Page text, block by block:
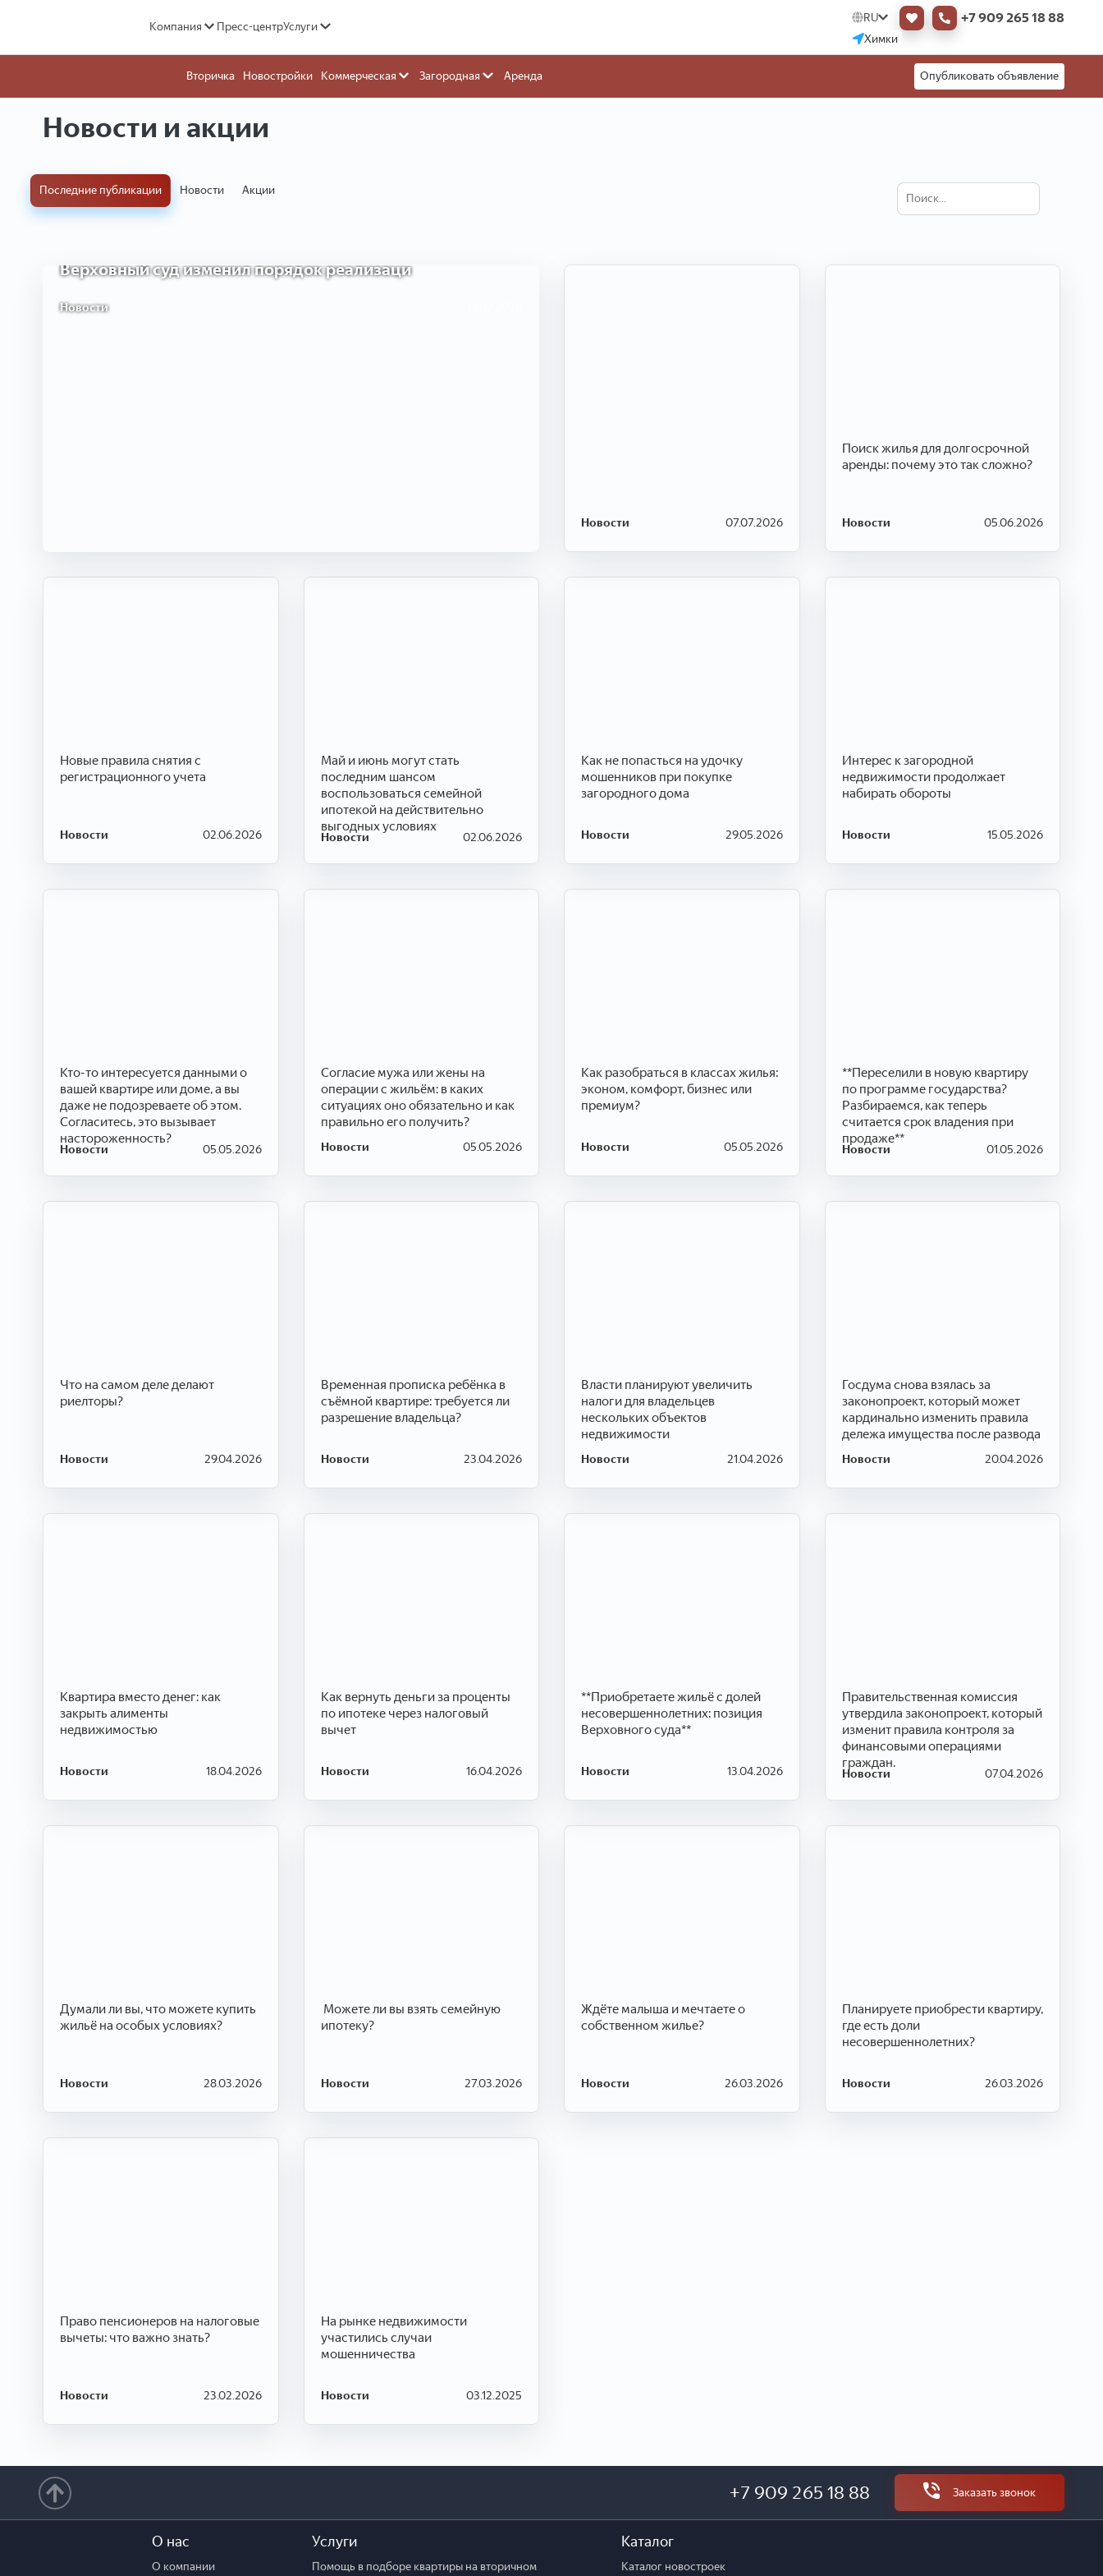
Компания Пресс-центрУслуги
RU +7 909 265 18 88
Химки
Вторичка Новостройки Коммерческая Загородная Аренда Опубликовать объявление
Новости и акции
Последние публикации Новости Акции
Верховный суд изменил порядок реализаци
Новости
Новости 07.07.2026
Поиск жилья для долгосрочной
аренды: почему это так сложно?
Новости 05.06.2026
Новые правила снятия с
регистрационного учета
Новости 02.06.2026
Май и июнь могут стать
последним шансом
воспользоваться семейной
ипотекой на действительно
выгодных условиях
Новости 02.06.2026
Как не попасться на удочку
мошенников при покупке
загородного дома
Новости 29.05.2026
Интерес к загородной
недвижимости продолжает
набирать обороты
Новости 15.05.2026
Кто-то интересуется данными о
вашей квартире или доме, а вы
даже не подозреваете об этом.
Согласитесь, это вызывает
настороженность?
Новости 05.05.2026
Согласие мужа или жены на
операции с жильём: в каких
ситуациях оно обязательно и как
правильно его получить?
Новости 05.05.2026
Как разобраться в классах жилья:
эконом, комфорт, бизнес или
премиум?
Новости 05.05.2026
**Переселили в новую квартиру
по программе государства?
Разбираемся, как теперь
считается срок владения при
продаже**
Новости 01.05.2026
Что на самом деле делают
риелторы?
Новости 29.04.2026
Временная прописка ребёнка в
съёмной квартире: требуется ли
разрешение владельца?
Новости 23.04.2026
Власти планируют увеличить
налоги для владельцев
нескольких объектов
недвижимости
Новости 21.04.2026
Госдума снова взялась за
законопроект, который может
кардинально изменить правила
дележа имущества после развода
Новости 20.04.2026
Квартира вместо денег: как
закрыть алименты
недвижимостью
Новости 18.04.2026
Как вернуть деньги за проценты
по ипотеке через налоговый
вычет
Новости 16.04.2026
**Приобретаете жильё с долей
несовершеннолетних: позиция
Верховного суда**
Новости 13.04.2026
Правительственная комиссия
утвердила законопроект, который
изменит правила контроля за
финансовыми операциями
граждан.
Новости 07.04.2026
Думали ли вы, что можете купить
жильё на особых условиях?
Новости 28.03.2026
​​​​​​​ Можете ли вы взять семейную
ипотеку?
Новости 27.03.2026
Ждёте малыша и мечтаете о
собственном жилье?
Новости 26.03.2026
Планируете приобрести квартиру,
где есть доли
несовершеннолетних?
Новости 26.03.2026
Право пенсионеров на налоговые
вычеты: что важно знать?
Новости 23.02.2026
На рынке недвижимости
участились случаи
мошенничества
Новости 03.12.2025
+7 909 265 18 88 Заказать звонок
О нас
О компании
Услуги
Помощь в подборе квартиры на вторичном
Каталог
Каталог новостроек